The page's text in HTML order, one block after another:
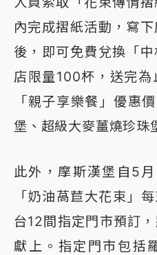
內完成摺紙活動，寫
後，即可免費兌換「
店限量100杯，送完
「親子享樂餐」優惠
堡、超級大麥薑燒珍珠
此外，摩斯漢堡自5
「奶油萵苣大花束」
台12間指定門市預訂
獻上。指定門市包括